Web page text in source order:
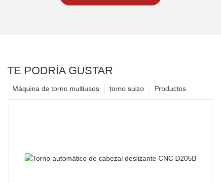
TE PODRÍA GUSTAR
Productos
torno suizo
Máquina de torno multiusos